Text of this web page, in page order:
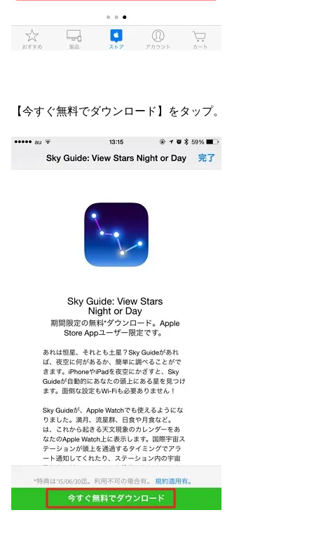
【今すぐ無料でダウンロード】をタップ。